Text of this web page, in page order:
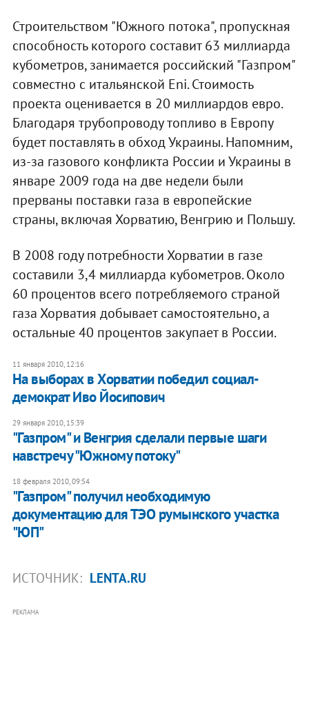
Строительством "Южного потока", пропускная
способность которого составит 63 миллиарда
кубометров, занимается российский "Газпром"
совместно с итальянской Eni. Стоимость
проекта оценивается в 20 миллиардов евро.
Благодаря трубопроводу топливо в Европу
будет поставлять в обход Украины. Напомним,
из-за газового конфликта России и Украины в
январе 2009 года на две недели были
прерваны поставки газа в европейские
страны, включая Хорватию, Венгрию и Польшу.
В 2008 году потребности Хорватии в газе
составили 3,4 миллиарда кубометров. Около
60 процентов всего потребляемого страной
газа Хорватия добывает самостоятельно, а
остальные 40 процентов закупает в России.
11 января 2010, 12:16
На выборах в Хорватии победил социал-
демократ Иво Йосипович
29 января 2010, 15:39
"Газпром" и Венгрия сделали первые шаги
навстречу "Южному потоку"
18 февраля 2010, 09:54
"Газпром" получил необходимую
документацию для ТЭО румынского участка
"ЮП"
ИСТОЧНИК: LENTA.RU
РЕКЛАМА